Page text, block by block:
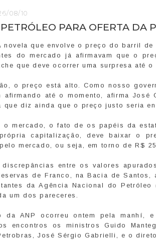
08/10
PARA OFERTA DA
novela que envolve o preço do barril
do mercado já afirmavam que o
que deve ocorrer uma surpresa até o
o preço está alto. Como nosso
afirmando até o momento, afirma
que diz ainda que o preço justo seria
o mercado, o fato de os papéis da
capitalização, deve baixar o
mercado, ou seja, em torno de R$
entre os valores
de Franco, na Bacia de
da Agência Nacional do
um dos pareceres.
da ANP ocorreu ontem pela
encontros os ministros Guido
José Sérgio Gabrielli, e o